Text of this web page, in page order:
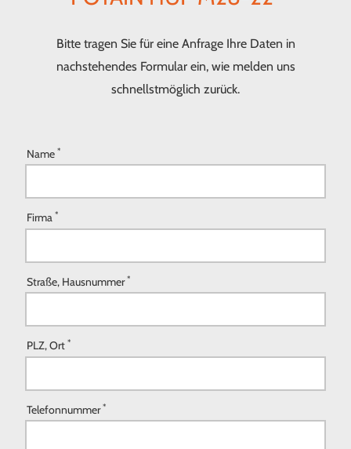
Bitte tragen Sie für eine Anfrage Ihre Daten in
nachstehendes Formular ein, wie melden uns
schnellstmöglich zurück.
Name *
Firma *
Straße, Hausnummer*
PLZ, Ort *
Telefonnummer*